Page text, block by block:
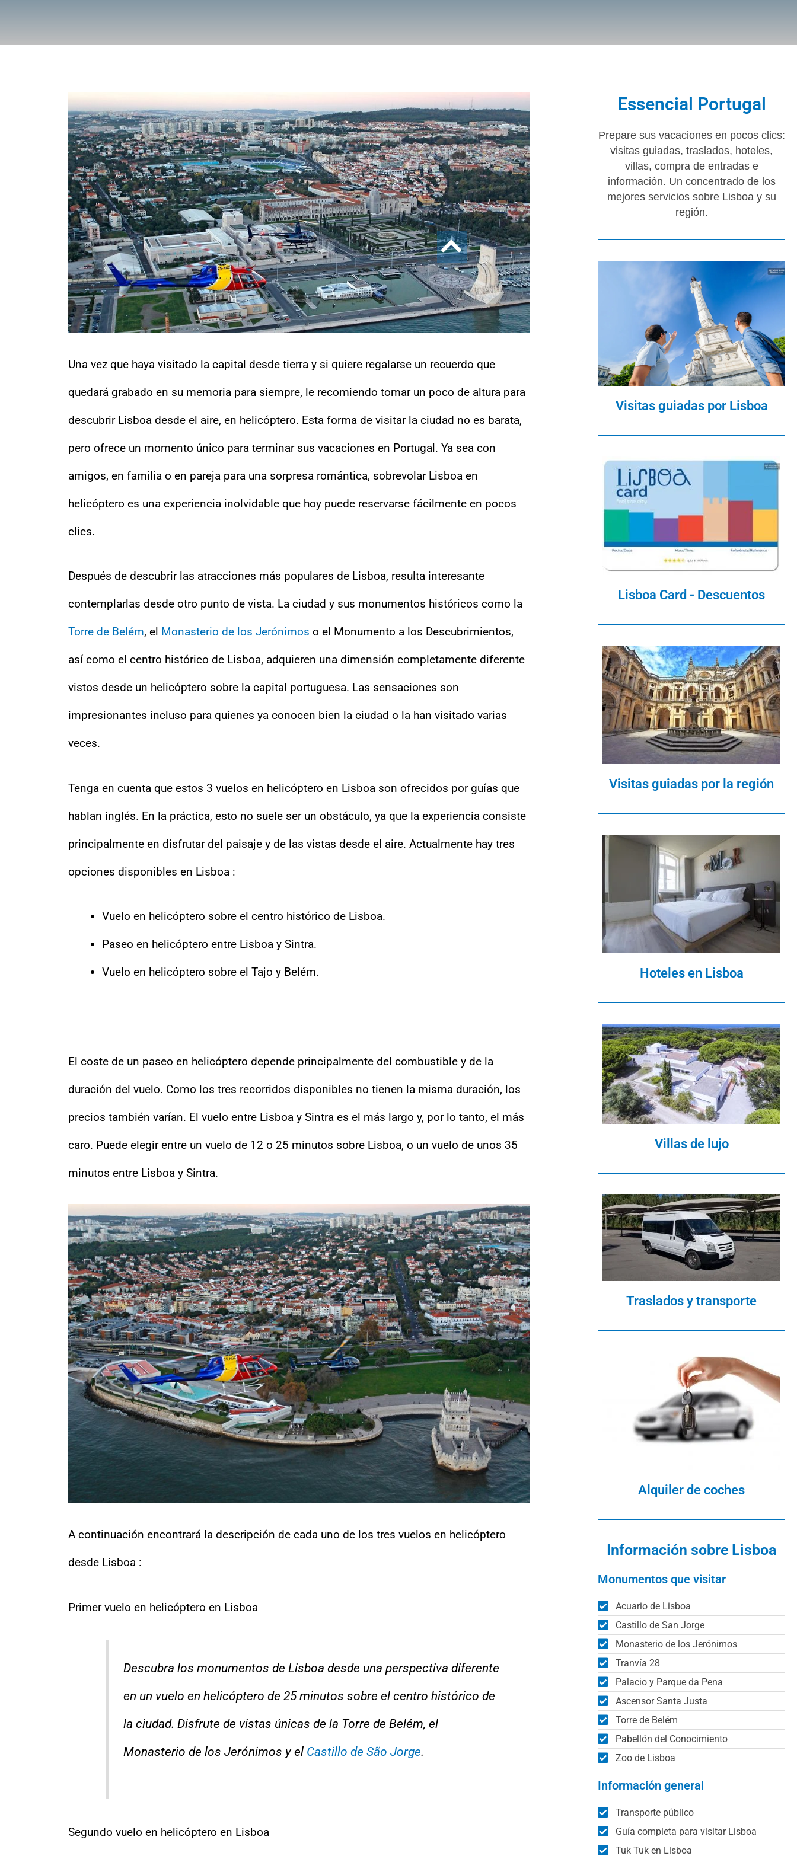
Una vez que haya visitado la capital desde tierra y si quiere regalarse un recuerdo que
quedará grabado en su memoria para siempre, le recomiendo tomar un poco de altura para
descubrir Lisboa desde el aire, en helicóptero. Esta forma de visitar la ciudad no es barata,
pero ofrece un momento único para terminar sus vacaciones en Portugal. Ya sea con
amigos, en familia o en pareja para una sorpresa romántica, sobrevolar Lisboa en
helicóptero es una experiencia inolvidable que hoy puede reservarse fácilmente en pocos
clics.
Después de descubrir las atracciones más populares de Lisboa, resulta interesante
contemplarlas desde otro punto de vista. La ciudad y sus monumentos históricos como la
Torre de Belém, el Monasterio de los Jerónimos o el Monumento a los Descubrimientos,
así como el centro histórico de Lisboa, adquieren una dimensión completamente diferente
vistos desde un helicóptero sobre la capital portuguesa. Las sensaciones son
impresionantes incluso para quienes ya conocen bien la ciudad o la han visitado varias
veces.
Tenga en cuenta que estos 3 vuelos en helicóptero en Lisboa son ofrecidos por guías que
hablan inglés. En la práctica, esto no suele ser un obstáculo, ya que la experiencia consiste
principalmente en disfrutar del paisaje y de las vistas desde el aire. Actualmente hay tres
opciones disponibles en Lisboa :
Vuelo en helicóptero sobre el centro histórico de Lisboa.
Paseo en helicóptero entre Lisboa y Sintra.
Vuelo en helicóptero sobre el Tajo y Belém.
El coste de un paseo en helicóptero depende principalmente del combustible y de la
duración del vuelo. Como los tres recorridos disponibles no tienen la misma duración, los
precios también varían. El vuelo entre Lisboa y Sintra es el más largo y, por lo tanto, el más
caro. Puede elegir entre un vuelo de 12 o 25 minutos sobre Lisboa, o un vuelo de unos 35
minutos entre Lisboa y Sintra.
A continuación encontrará la descripción de cada uno de los tres vuelos en helicóptero
desde Lisboa :
Primer vuelo en helicóptero en Lisboa
Descubra los monumentos de Lisboa desde una perspectiva diferente
en un vuelo en helicóptero de 25 minutos sobre el centro histórico de
la ciudad. Disfrute de vistas únicas de la Torre de Belém, el
Monasterio de los Jerónimos y el Castillo de São Jorge.
Segundo vuelo en helicóptero en Lisboa
Essencial Portugal
Prepare sus vacaciones en pocos clics:
visitas guiadas, traslados, hoteles,
villas, compra de entradas e
información. Un concentrado de los
mejores servicios sobre Lisboa y su
región.
Visitas guiadas por Lisboa
Lisboa Card - Descuentos
Visitas guiadas por la región
Hoteles en Lisboa
Villas de lujo
Traslados y transporte
Alquiler de coches
Información sobre Lisboa
Monumentos que visitar
Acuario de Lisboa
Castillo de San Jorge
Monasterio de los Jerónimos
Tranvía 28
Palacio y Parque da Pena
Ascensor Santa Justa
Torre de Belém
Pabellón del Conocimiento
Zoo de Lisboa
Información general
Transporte público
Guía completa para visitar Lisboa
Tuk Tuk en Lisboa